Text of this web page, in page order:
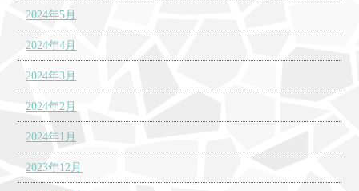
2024年5月
2024年4月
2024年3月
2024年2月
2024年1月
2023年12月